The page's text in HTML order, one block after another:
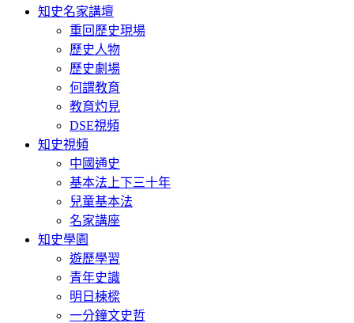
知史名家講壇
重回歷史現場
歷史人物
歷史劇場
何謂教育
教育灼見
DSE視頻
知史視頻
中國通史
基本法上下三十年
兒童基本法
名家講座
知史學園
遊歷學習
青年史識
明日棟樑
一分鐘文史哲